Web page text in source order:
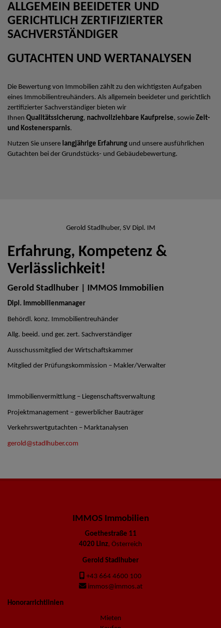
ALLGEMEIN BEEIDETER UND
GERICHTLICH ZERTIFIZIERTER
SACHVERSTÄNDIGER
GUTACHTEN UND WERTANALYSEN
Die Bewertung von Immobilien zählt zu den wichtigsten Aufgaben
eines Immobilientreuhänders. Als allgemein beeideter und gerichtlich
zertifizierter Sachverständiger bieten wir
Ihnen Qualitätssicherung, nachvollziehbare Kaufpreise, sowie Zeit-
und Kostenersparnis.
Nutzen Sie unsere langjährige Erfahrung und unsere ausführlichen
Gutachten bei der Grundstücks- und Gebäudebewertung.
Gerold Stadlhuber, SV Dipl. IM
Erfahrung, Kompetenz &
Verlässlichkeit!
Gerold Stadlhuber | IMMOS Immobilien
Dipl. Immobilienmanager
Behördl. konz. Immobilientreuhänder
Allg. beeid. und ger. zert. Sachverständiger
Ausschussmitglied der Wirtschaftskammer
Mitglied der Prüfungskommission – Makler/Verwalter
Immobilienvermittlung – Liegenschaftsverwaltung
Projektmanagement – gewerblicher Bauträger
Verkehrswertgutachten – Marktanalysen
gerold@stadlhuber.com
IMMOS Immobilien
Goethestraße 11
4020 Linz, Österreich
Gerold Stadlhuber
+43 664 4600 100
immos@immos.at
Honorarrichtlinien
Mieten